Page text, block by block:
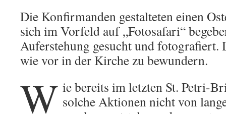
Die Konfirmanden gestalteten einen
sich im Vorfeld auf „Fotosafari“
Auferstehung gesucht und fotografiert.
wie vor in der Kirche zu bewundern.
W ie bereits im letzten St. Petri-
solche Aktionen nicht von